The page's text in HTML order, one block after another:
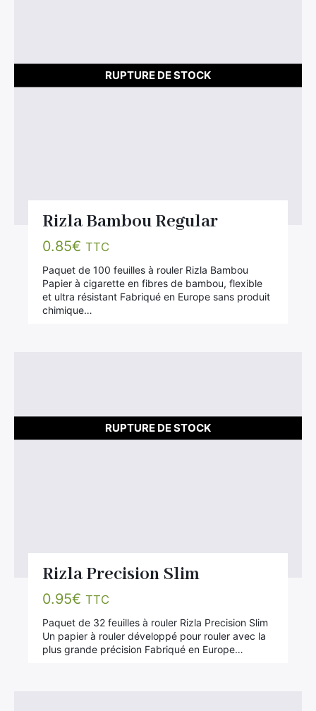
RUPTURE DE STOCK
Rizla Bambou Regular
0.85€ TTC
Paquet de 100 feuilles à rouler Rizla Bambou
Papier à cigarette en fibres de bambou, flexible
et ultra résistant Fabriqué en Europe sans produit
chimique…
RUPTURE DE STOCK
Rizla Precision Slim
0.95€ TTC
Paquet de 32 feuilles à rouler Rizla Precision Slim
Un papier à rouler développé pour rouler avec la
plus grande précision Fabriqué en Europe…